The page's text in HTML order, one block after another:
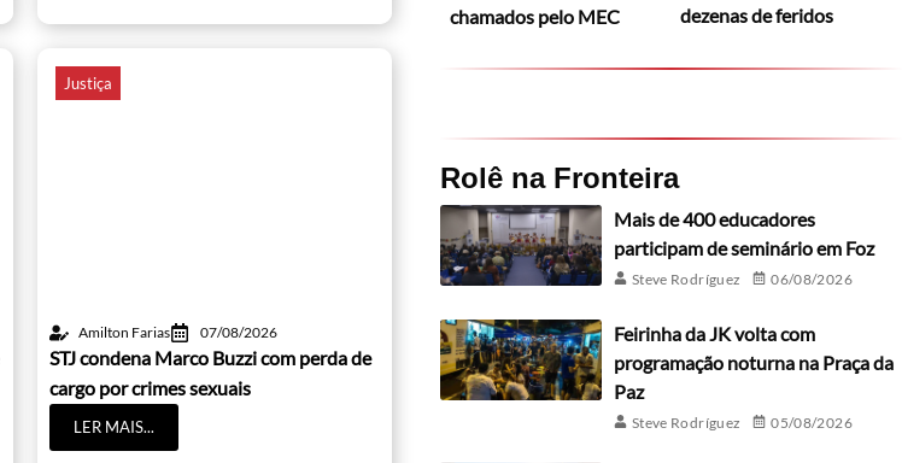
Justiça
Amilton Farias 07/08/2026
STJ condena Marco Buzzi com perda de
cargo por crimes sexuais
LER MAIS...
chamados pelo MEC
dezenas de feridos
Rolê na Fronteira
Mais de 400 educadores
participam de seminário em Foz
Steve Rodríguez 06/08/2026
Feirinha da JK volta com
programação noturna na Praça da
Paz
Steve Rodríguez 05/08/2026